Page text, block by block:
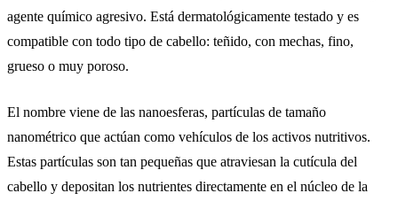
agente químico agresivo. Está dermatológicamente testado y es
compatible con todo tipo de cabello: teñido, con mechas, fino,
grueso o muy poroso.
El nombre viene de las nanoesferas, partículas de tamaño
nanométrico que actúan como vehículos de los activos nutritivos.
Estas partículas son tan pequeñas que atraviesan la cutícula del
cabello y depositan los nutrientes directamente en el núcleo de la